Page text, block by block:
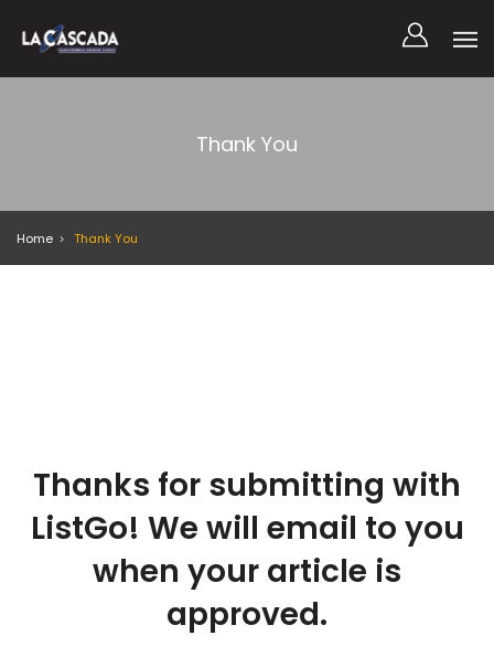
Thank You
Home Thank You
Thanks for submitting with
ListGo! We will email to you
when your article is
approved.